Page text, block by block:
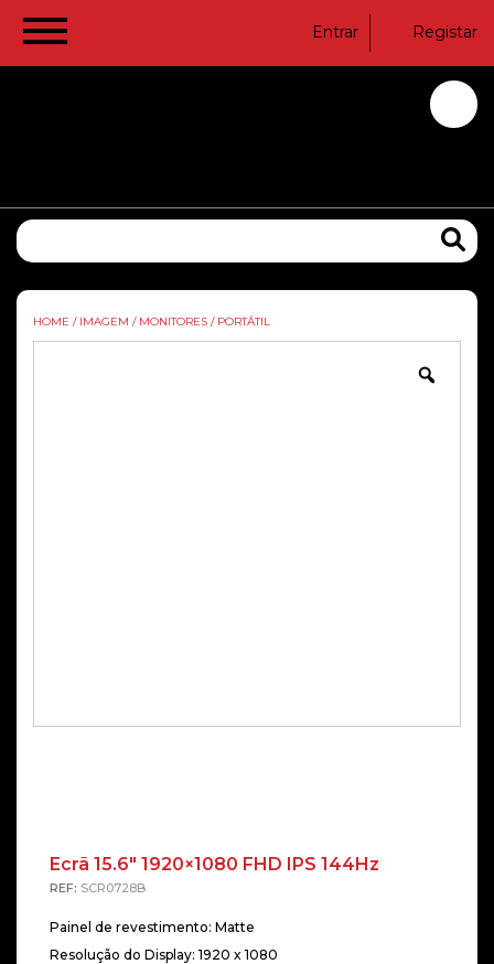
Entrar Registar
HOME / IMAGEM / MONITORES / PORTÁTIL
Ecrã 15.6″ 1920×1080 FHD IPS 144Hz
REF: SCR0728B
Painel de revestimento: Matte
Resolução do Display: 1920 x 1080